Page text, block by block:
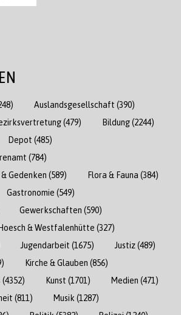
Auslandsgesellschaft (390)
(479) Bildung(2244)
Depot (485)
(784)
Gedenken (589) Flora & Fauna (384)
Gastronomie (549)
Gewerkschaften (590)
& Westfalenhütte (327)
Jugendarbeit (1675) Justiz(489)
Kirche & Glauben (856)
(4352) Kunst (1701) Medien (471)
(811) Musik (1287)